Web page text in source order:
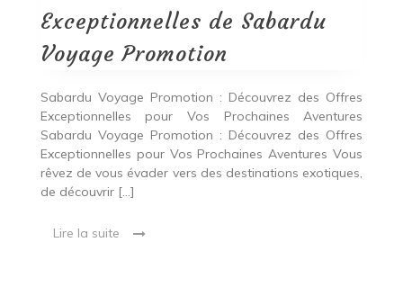
Exceptionnelles de Sabardu
Voyage Promotion
Sabardu Voyage Promotion : Découvrez des Offres
Exceptionnelles pour Vos Prochaines Aventures
Sabardu Voyage Promotion : Découvrez des Offres
Exceptionnelles pour Vos Prochaines Aventures Vous
rêvez de vous évader vers des destinations exotiques,
de découvrir […]
Lire la suite